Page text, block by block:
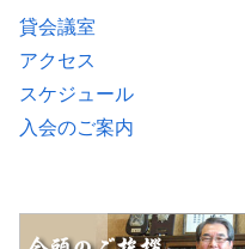
貸会議室
アクセス
スケジュール
入会のご案内